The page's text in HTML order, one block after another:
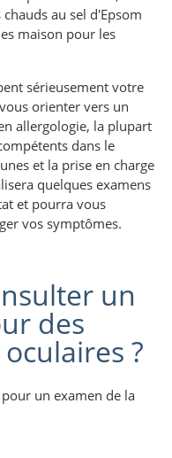
au sel d'Epsom
maison pour les
sérieusement votre
orienter vers un
allergologie, la plupart
dans le
et la prise en charge
quelques examens
et pourra vous
vos symptômes.
un
des
?
un examen de la